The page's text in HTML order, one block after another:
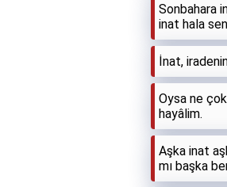
Sonbahara
inat hala
İnat,
Oysa ne
hayâlim.
Aşka inat
mı başka